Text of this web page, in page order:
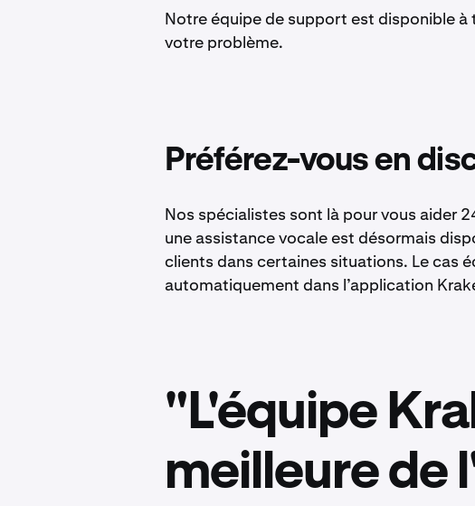
Notre équipe de support est disponible
votre problème.
Préférez-vous en
Nos spécialistes sont là pour vous aider
une assistance vocale est désormais
clients dans certaines situations. Le cas
automatiquement dans l’application
"L'équipe
meilleure de